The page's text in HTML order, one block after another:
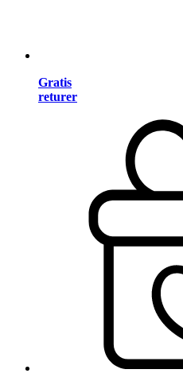
Gratis
returer